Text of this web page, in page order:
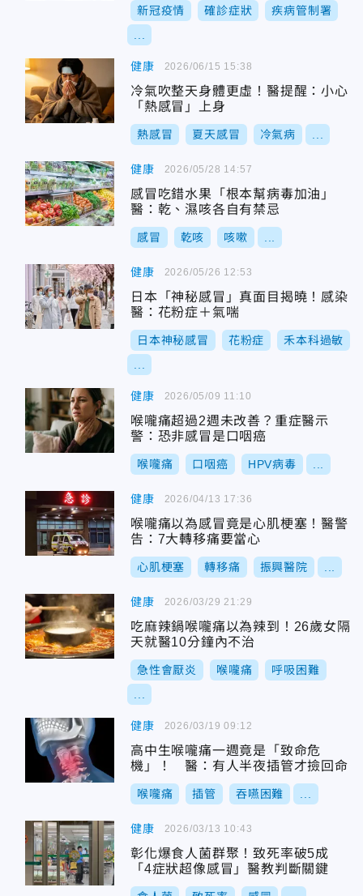
新冠疫情 確診症狀 疾病管制署
健康
冷氣吹整天身體更虛！醫提醒：小心
「熱感冒」上身
熱感冒 夏天感冒 冷氣病
2026/06/15 15:38
健康
感冒吃錯水果「根本幫病毒加油」
醫：乾、濕咳各自有禁忌
感冒 乾咳 咳嗽
2026/05/28 14:57
健康
日本「神秘感冒」真面目揭曉！感染
醫：花粉症＋氣喘
日本神秘感冒 花粉症 禾本科過敏
2026/05/26 12:53
健康
喉嚨痛超過2週未改善？重症醫示
警：恐非感冒是口咽癌
喉嚨痛 口咽癌 HPV病毒
2026/05/09 11:10
健康
喉嚨痛以為感冒竟是心肌梗塞！醫警
告：7大轉移痛要當心
心肌梗塞 轉移痛 振興醫院
2026/04/13 17:36
健康
吃麻辣鍋喉嚨痛以為辣到！26歲女隔
天就醫10分鐘內不治
急性會厭炎 喉嚨痛 呼吸困難
2026/03/29 21:29
健康
高中生喉嚨痛一週竟是「致命危
機」！ 醫：有人半夜插管才撿回命
喉嚨痛 插管 吞嚥困難
2026/03/19 09:12
健康
彰化爆食人菌群聚！致死率破5成
「4症狀超像感冒」醫教判斷關鍵
2026/03/13 10:43